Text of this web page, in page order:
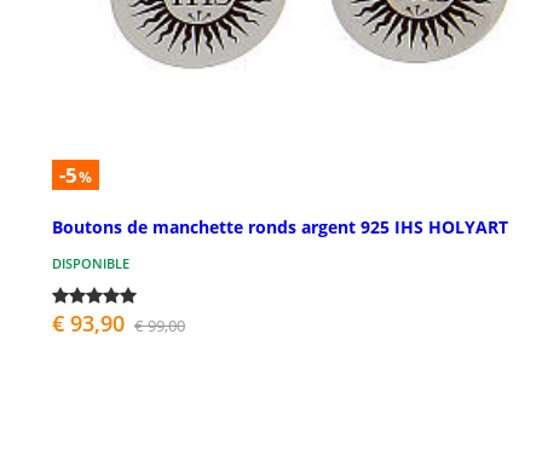
-5%
Boutons de manchette ronds argent 925 IHS HOLYART
DISPONIBLE
€ 93,90 € 99,00